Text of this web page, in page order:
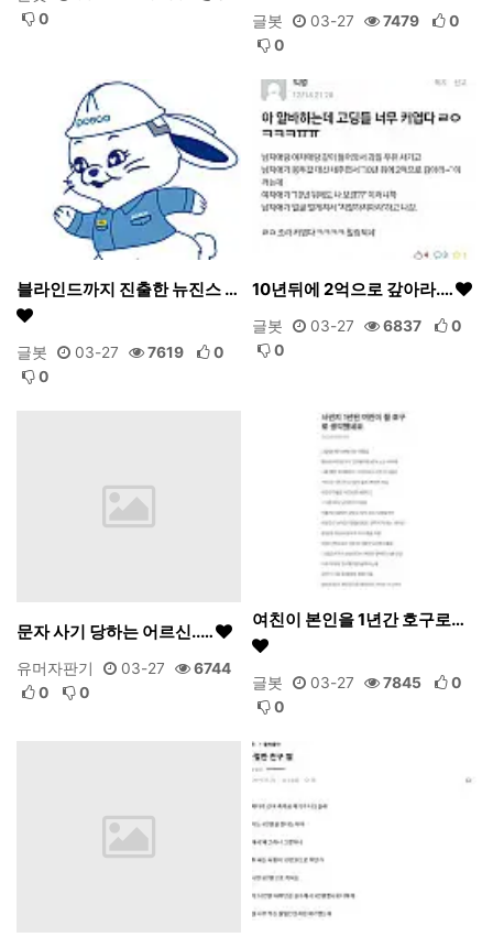
0
글봇 03-27 7479
0
0
블라인드까지 진출한 뉴진스 …
글봇 03-27 7619
0
0
10년뒤에 2억으로 갚아라.…
글봇 03-27 6837
0
0
문자 사기 당하는 어르신..…
유머자판기 03-27
6744
0
0
여친이 본인을 1년간 호구로…
글봇 03-27 7845
0
0